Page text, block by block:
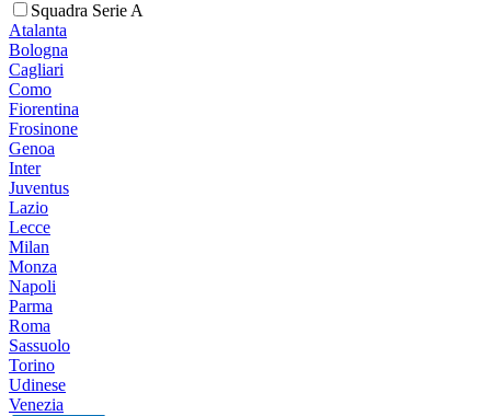
Squadra Serie A
Atalanta
Bologna
Cagliari
Como
Fiorentina
Frosinone
Genoa
Inter
Juventus
Lazio
Lecce
Milan
Monza
Napoli
Parma
Roma
Sassuolo
Torino
Udinese
Venezia